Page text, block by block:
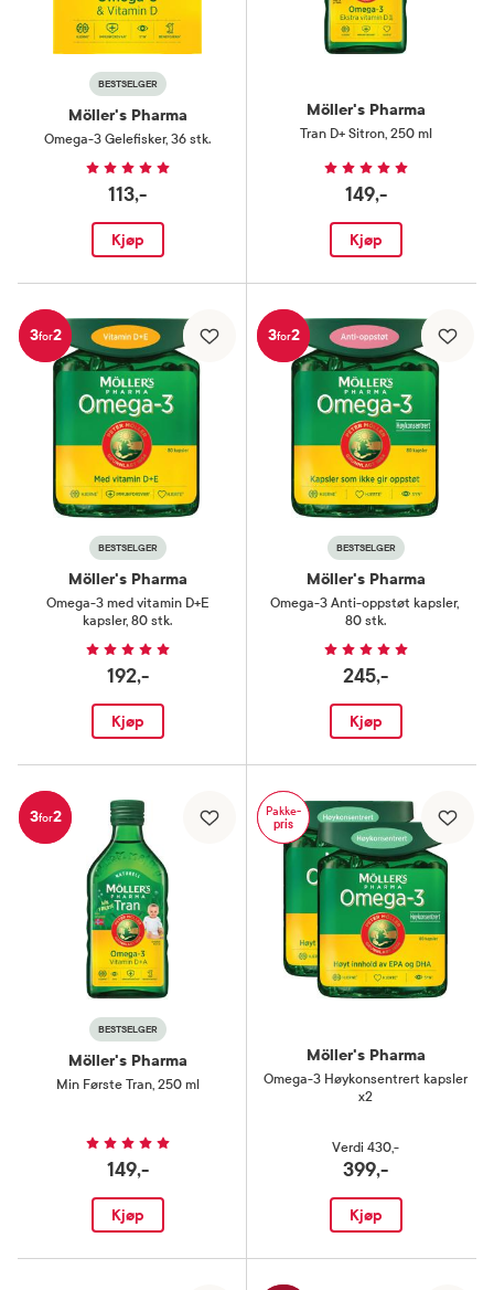
BESTSELGER
Möller's Pharma
Omega-3 Gelefisker, 36 stk.
113,-
Kjøp
Möller's Pharma
Tran D+ Sitron, 250 ml
149,-
Kjøp
3for2
BESTSELGER
Möller's Pharma
Omega-3 med vitamin D+E
kapsler, 80 stk.
192,-
Kjøp
3for2
BESTSELGER
Möller's Pharma
Omega-3 Anti-oppstøt kapsler,
80 stk.
245,-
Kjøp
3for2
BESTSELGER
Möller's Pharma
Min Første Tran, 250 ml
149,-
Kjøp
Pakke-
pris
Möller's Pharma
Omega-3 Høykonsentrert kapsler
x2
Verdi 430,-
399,-
Kjøp